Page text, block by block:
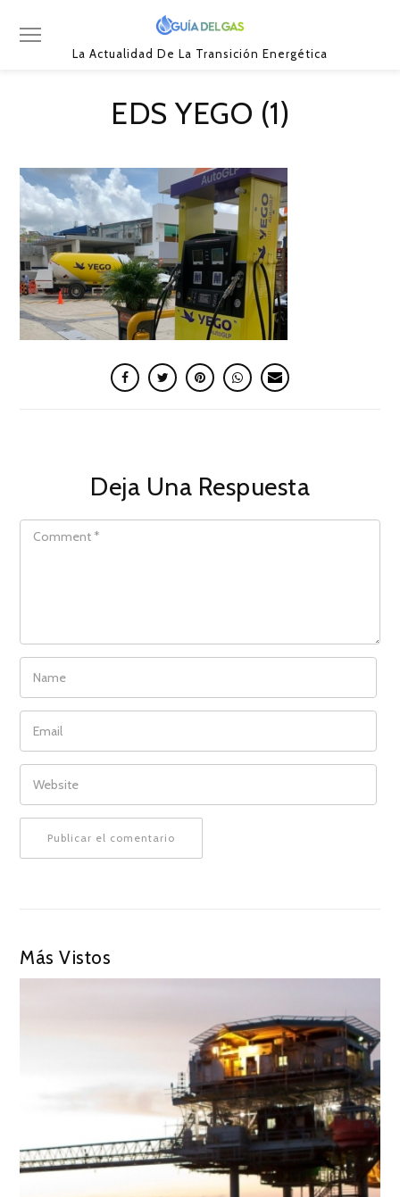
La Actualidad De La Transición Energética
EDS YEGO (1)
Deja Una Respuesta
COMMENT
NAME
EMAIL
WEBSITE
Más Vistos